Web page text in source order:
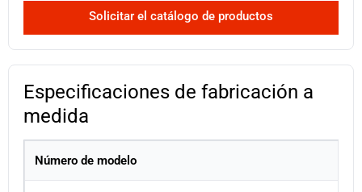
Solicitar el catálogo de productos
Especificaciones de fabricación a
medida
Número de modelo